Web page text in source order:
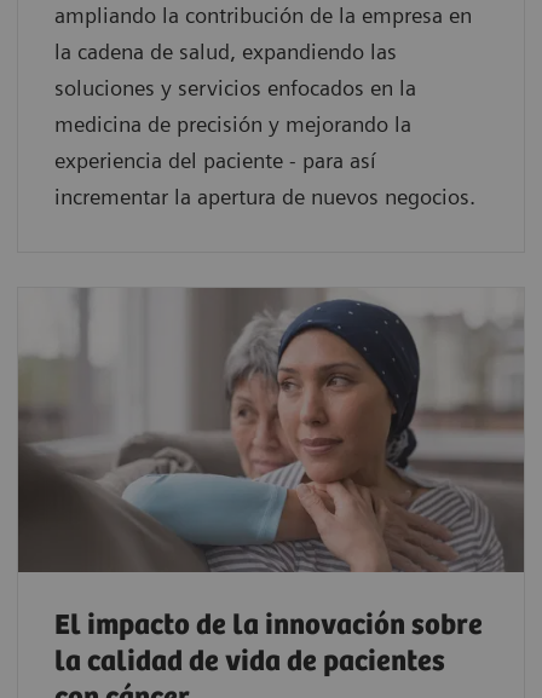
ampliando la contribución de la empresa en
la cadena de salud, expandiendo las
soluciones y servicios enfocados en la
medicina de precisión y mejorando la
experiencia del paciente - para así
incrementar la apertura de nuevos negocios.
El impacto de la innovación sobre
la calidad de vida de pacientes